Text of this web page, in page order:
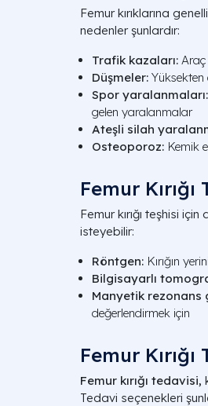
Femur kırıklarına
nedenler şunlardır:
Trafik kazaları:
Düşmeler:
Spor yaralanmaları:
gelen yaralanmalar
Ateşli silah
Osteoporoz: Kemik
Femur Kırığı
Femur kırığı teşhisi
isteyebilir:
Röntgen: Kırığın
Bilgisayarlı
Manyetik rezonans
değerlendirmek için
Femur Kırığı
Femur kırığı tedavisi,
Tedavi seçenekleri